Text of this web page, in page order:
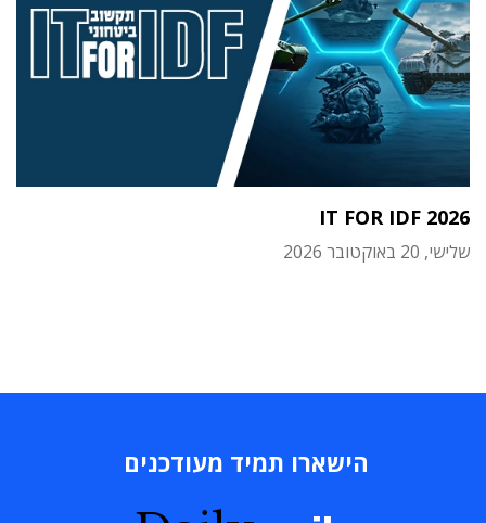
IT FOR IDF 2026
שלישי, 20 באוקטובר 2026
הישארו תמיד מעודכנים